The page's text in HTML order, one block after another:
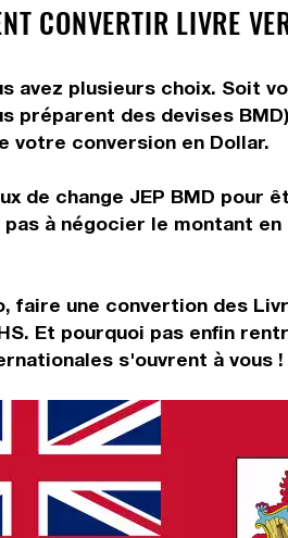
CONVERTIR LIVRE
avez plusieurs choix. Soit
préparent des devises
votre conversion en Dollar.
de change JEP BMD pour
à négocier le montant
faire une convertion des
Et pourquoi pas enfin
s'ouvrent à vous !